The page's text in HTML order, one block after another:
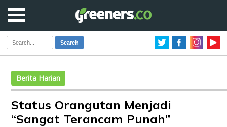
Search
Berita Harian
Status Orangutan Menjadi
“Sangat Terancam Punah”